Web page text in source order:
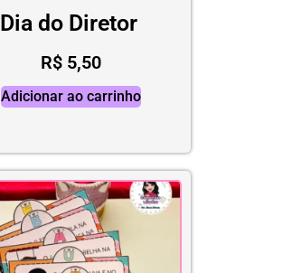
Dia do Diretor
R$ 5,50
Adicionar ao carrinho